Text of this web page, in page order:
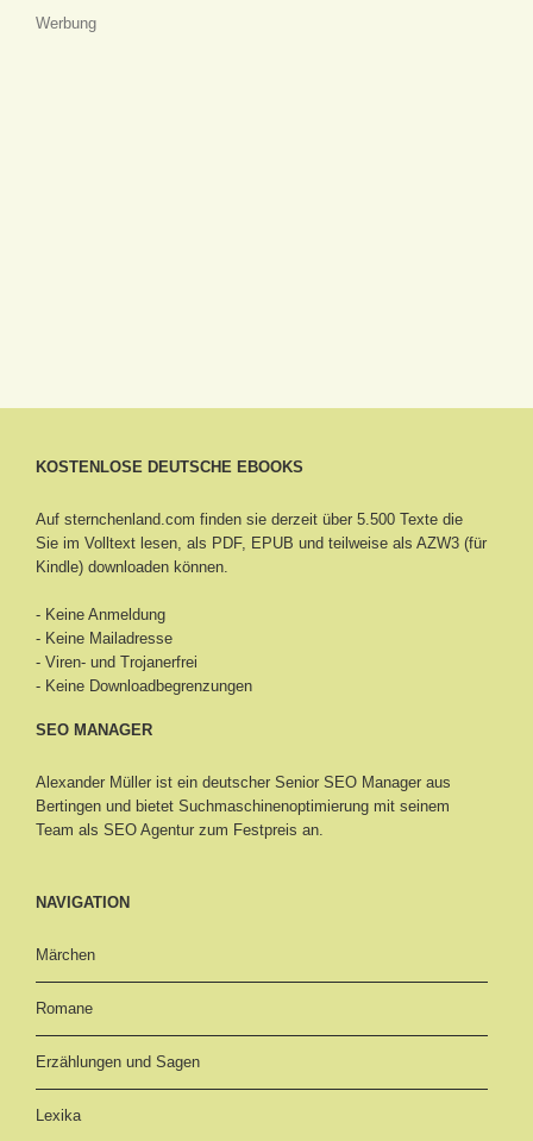
Werbung
KOSTENLOSE DEUTSCHE EBOOKS
Auf sternchenland.com finden sie derzeit über 5.500 Texte die
Sie im Volltext lesen, als PDF, EPUB und teilweise als AZW3 (für
Kindle) downloaden können.
- Keine Anmeldung
- Keine Mailadresse
- Viren- und Trojanerfrei
- Keine Downloadbegrenzungen
SEO MANAGER
Alexander Müller ist ein deutscher Senior SEO Manager aus
Bertingen und bietet Suchmaschinenoptimierung mit seinem
Team als SEO Agentur zum Festpreis an.
NAVIGATION
Märchen
Romane
Erzählungen und Sagen
Lexika